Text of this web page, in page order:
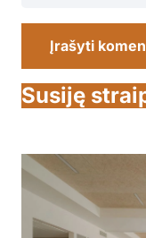
Įrašyti
Susiję